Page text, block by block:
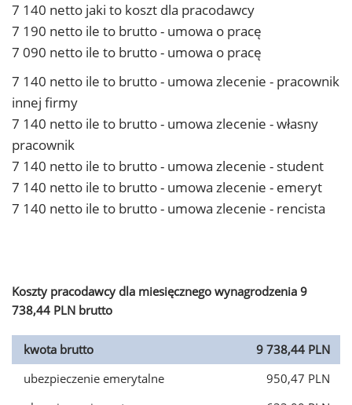
7 140 netto jaki to koszt dla pracodawcy
7 190 netto ile to brutto - umowa o pracę
7 090 netto ile to brutto - umowa o pracę
7 140 netto ile to brutto - umowa zlecenie - pracownik
innej firmy
7 140 netto ile to brutto - umowa zlecenie - własny
pracownik
7 140 netto ile to brutto - umowa zlecenie - student
7 140 netto ile to brutto - umowa zlecenie - emeryt
7 140 netto ile to brutto - umowa zlecenie - rencista
Koszty pracodawcy dla miesięcznego wynagrodzenia 9
738,44 PLN brutto
kwota brutto
9 738,44 PLN
ubezpieczenie emerytalne
950,47 PLN